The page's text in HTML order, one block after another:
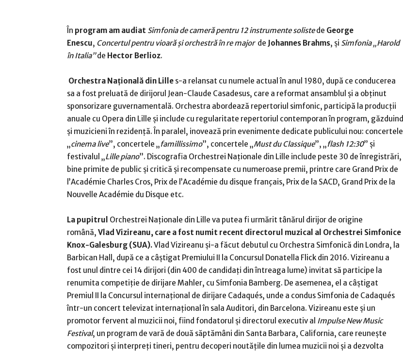
În program am audiat Simfonia de cameră pentru 12 instrumente solistede George
Enescu, Concertul pentru vioară și orchestră în re majorde Johannes Brahms, și Simfonia „Harold
în Italia”de Hector Berlioz.
Orchestra Națională din Lille s-a relansat cu numele actual în anul 1980, după ce conducerea
sa a fost preluată de dirijorul Jean-Claude Casadesus, care a reformat ansamblul și a obținut
sponsorizare guvernamentală. Orchestra abordează repertoriul simfonic, participă la producții
anuale cu Opera din Lille și include cu regularitate repertoriul contemporan în program, găzduind
și muzicieni în rezidență. În paralel, inovează prin evenimente dedicate publicului nou: concertele
„cinema live”, concertele „famillissimo”, concertele „Must du Classique”, „flash 12:30” și
festivalul „Lille piano”. Discografia Orchestrei Naționale din Lille include peste 30 de înregistrări,
bine primite de public și critică și recompensate cu numeroase premii, printre care Grand Prix de
l’Académie Charles Cros, Prix de l’Académie du disque français, Prix de la SACD, Grand Prix de la
Nouvelle Académie du Disque etc.
La pupitrul Orchestrei Naționale din Lille va putea fi urmărit tânărul dirijor de origine
română, Vlad Vizireanu, care a fost numit recent directorul muzical al Orchestrei Simfonice
Knox-Galesburg (SUA).Vlad Vizireanu și-a făcut debutul cu Orchestra Simfonică din Londra, la
Barbican Hall, după ce a câștigat Premiului II la Concursul Donatella Flick din 2016. Vizireanu a
fost unul dintre cei 14 dirijori (din 400 de candidați din întreaga lume) invitat să participe la
renumita competiție de dirijare Mahler, cu Simfonia Bamberg. De asemenea, el a câștigat
Premiul II la Concursul internațional de dirijare Cadaqués, unde a condus Simfonia de Cadaqués
într-un concert televizat internațional în sala Auditori, din Barcelona. Vizireanu este și un
promotor fervent al muzicii noi, fiind fondatorul și directorul executiv al Impulse New Music
Festival, un program de vară de două săptămâni din Santa Barbara, California, care reunește
compozitori și interpreți tineri, pentru decoperi noutățile din lumea muzicii noi și a dezvolta